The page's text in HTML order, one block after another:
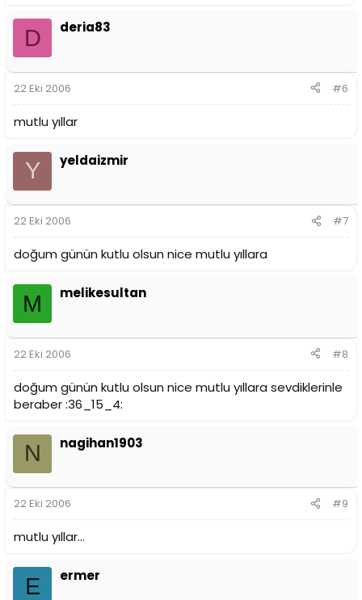
D deria83
22 Eki 2006 #6
mutlu yıllar
Y yeldaizmir
22 Eki 2006 #7
doğum günün kutlu olsun nice mutlu yıllara
M melikesultan
22 Eki 2006 #8
doğum günün kutlu olsun nice mutlu yıllara sevdiklerinle
beraber :36_15_4:
N nagihan1903
22 Eki 2006 #9
mutlu yıllar...
E ermer